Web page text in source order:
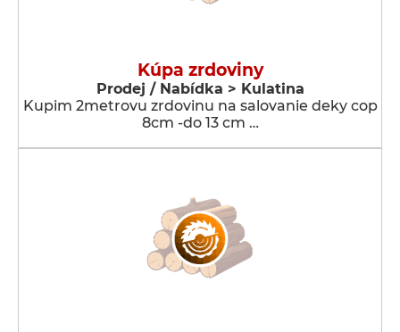
Kúpa zrdoviny
Prodej / Nabídka > Kulatina
Kupim 2metrovu zrdovinu na salovanie deky cop
8cm -do 13 cm …